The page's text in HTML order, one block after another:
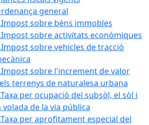
general
sobre béns immobles
sobre activitats econòmiques
sobre vehicles de tracció
sobre l'increment de valor
terrenys de naturalesa urbana
per ocupació del subsòl, el sòl i
volada de la via pública
per aprofitament especial del